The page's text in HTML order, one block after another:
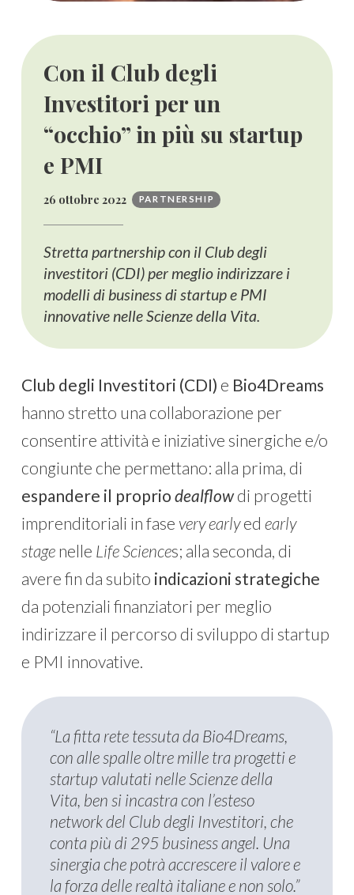
Con il Club degli
Investitori per un
“occhio” in più su startup
e PMI
26 ottobre 2022 PARTNERSHIP
Stretta partnership con il Club degli
investitori (CDI) per meglio indirizzare i
modelli di business di startup e PMI
innovative nelle Scienze della Vita.
Club degli Investitori (CDI) e Bio4Dreams
hanno stretto una collaborazione per
consentire attività e iniziative sinergiche e/o
congiunte che permettano: alla prima, di
espandere il proprio dealflowdi progetti
imprenditoriali in fase very earlyed early
stagenelle Life Sciences; alla seconda, di
avere fin da subito indicazioni strategiche
da potenziali finanziatori per meglio
indirizzare il percorso di sviluppo di startup
e PMI innovative.
“La fitta rete tessuta da Bio4Dreams,
con alle spalle oltre mille tra progetti e
startup valutati nelle Scienze della
Vita, ben si incastra con l’esteso
network del Club degli Investitori, che
conta più di 295 business angel. Una
sinergia che potrà accrescere il valore e
la forza delle realtà italiane e non solo.”